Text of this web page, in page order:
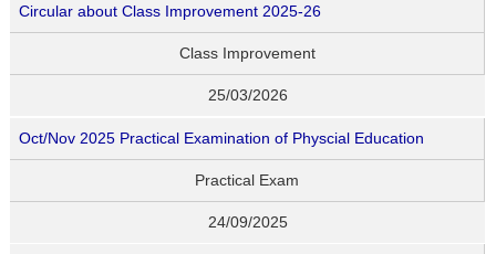
Circular about Class Improvement 2025-26
Class Improvement
25/03/2026
Oct/Nov 2025 Practical Examination of Physcial Education
Practical Exam
24/09/2025